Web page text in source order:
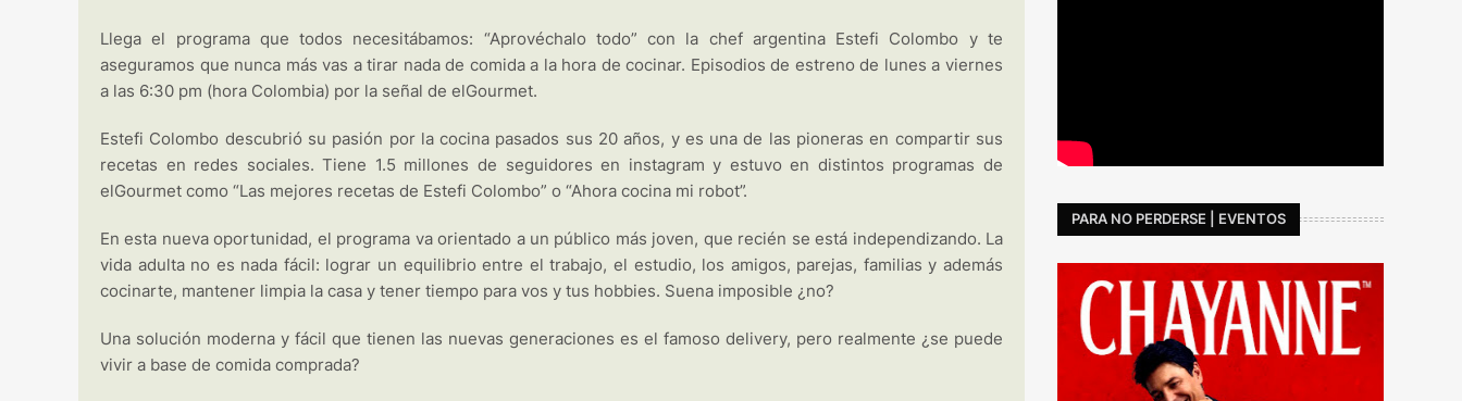
Llega el programa que todos necesitábamos: “Aprovéchalo todo” con la chef argentina Estefi Colombo y te
aseguramos que nunca más vas a tirar nada de comida a la hora de cocinar. Episodios de estreno de lunes a viernes
a las 6:30 pm (hora Colombia) por la señal de elGourmet.
Estefi Colombo descubrió su pasión por la cocina pasados sus 20 años, y es una de las pioneras en compartir sus
recetas en redes sociales. Tiene 1.5 millones de seguidores en instagram y estuvo en distintos programas de
elGourmet como “Las mejores recetas de Estefi Colombo” o “Ahora cocina mi robot”.
En esta nueva oportunidad, el programa va orientado a un público más joven, que recién se está independizando. La
vida adulta no es nada fácil: lograr un equilibrio entre el trabajo, el estudio, los amigos, parejas, familias y además
cocinarte, mantener limpia la casa y tener tiempo para vos y tus hobbies. Suena imposible ¿no?
Una solución moderna y fácil que tienen las nuevas generaciones es el famoso delivery, pero realmente ¿se puede
vivir a base de comida comprada?
PARA NO PERDERSE | EVENTOS